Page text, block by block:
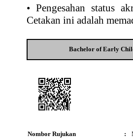
• Pengesahan status
Cetakan ini adalah
Bachelor of Early
Nombor Rujukan :